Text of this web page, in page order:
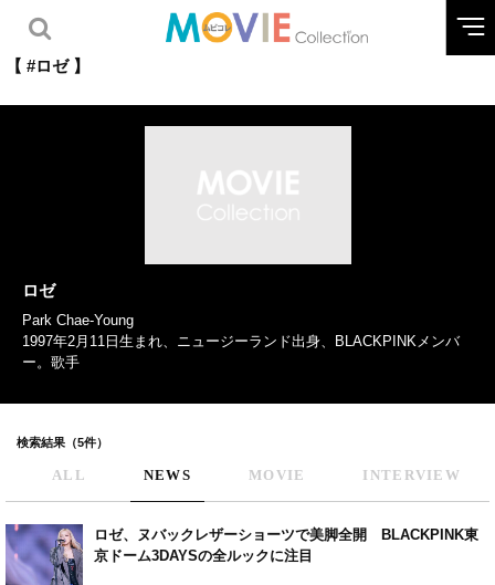
【 #ロゼ 】
ロゼ
Park Chae-Young
1997年2月11日生まれ、ニュージーランド出身、BLACKPINKメンバ
ー。歌手
検索結果（5件）
ALL NEWS MOVIE INTERVIEW
ロゼ、ヌバックレザーショーツで美脚全開 BLACKPINK東
京ドーム3DAYSの全ルックに注目